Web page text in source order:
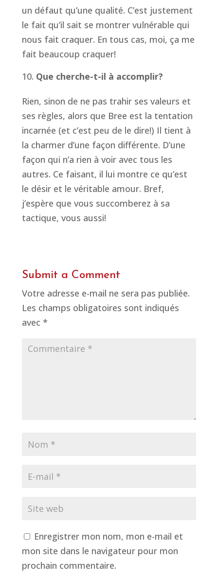
un défaut qu’une qualité. C’est justement
le fait qu’il sait se montrer vulnérable qui
nous fait craquer. En tous cas, moi, ça me
fait beaucoup craquer!
Que cherche-t-il à accomplir?
Rien, sinon de ne pas trahir ses valeurs et
ses règles, alors que Bree est la tentation
incarnée (et c’est peu de le dire!) Il tient à
la charmer d’une façon différente. D’une
façon qui n’a rien à voir avec tous les
autres. Ce faisant, il lui montre ce qu’est
le désir et le véritable amour. Bref,
j’espère que vous succomberez à sa
tactique, vous aussi!
Submit a Comment
Votre adresse e-mail ne sera pas publiée.
Les champs obligatoires sont indiqués
avec *
Enregistrer mon nom, mon e-mail et
mon site dans le navigateur pour mon
prochain commentaire.